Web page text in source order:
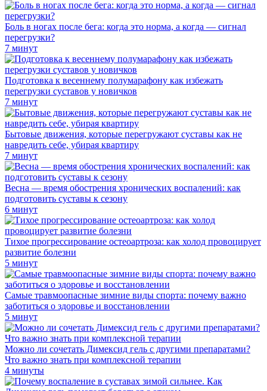
Боль в ногах после бега: когда это норма, а когда — сигнал
перегрузки?
7 минут
Подготовка к весеннему полумарафону как избежать
перегрузки суставов у новичков
7 минут
Бытовые движения, которые перегружают суставы как не
навредить себе, убирая квартиру
7 минут
Весна — время обострения хронических воспалений: как
подготовить суставы к сезону
6 минут
Тихое прогрессирование остеоартроза: как холод провоцирует
развитие болезни
5 минут
Самые травмоопасные зимние виды спорта: почему важно
заботиться о здоровье и восстановлении
5 минут
Можно ли сочетать Димексид гель с другими препаратами?
Что важно знать при комплексной терапии
4 минуты